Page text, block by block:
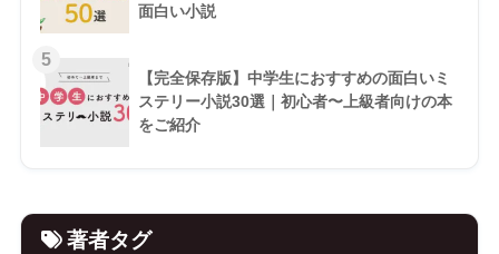
面白い小説
5
【完全保存版】中学生におすすめの面白いミ
ステリー小説30選｜初心者〜上級者向けの本
をご紹介
著者タグ